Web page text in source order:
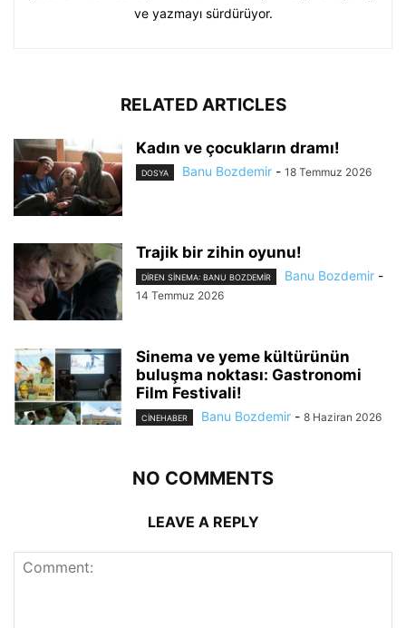
ve yazmayı sürdürüyor.
RELATED ARTICLES
Kadın ve çocukların dramı!
DOSYA Banu Bozdemir - 18 Temmuz 2026
Trajik bir zihin oyunu!
DIREN SINEMA: BANU BOZDEMIR Banu Bozdemir -
14 Temmuz 2026
Sinema ve yeme kültürünün
buluşma noktası: Gastronomi
Film Festivali!
CINEHABER Banu Bozdemir - 8 Haziran 2026
NO COMMENTS
LEAVE A REPLY